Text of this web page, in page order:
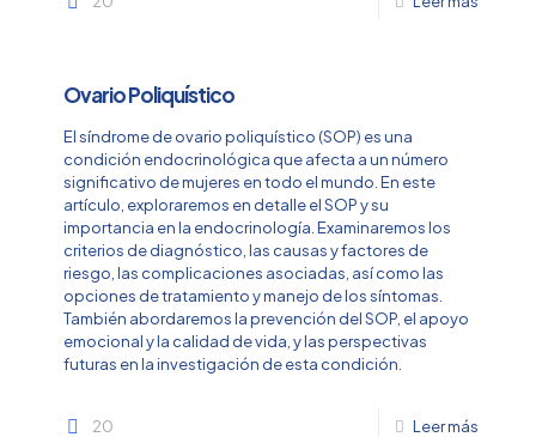
Ovario Poliquístico
El síndrome de ovario poliquístico (SOP) es una
condición endocrinológica que afecta a un número
significativo de mujeres en todo el mundo. En este
artículo, exploraremos en detalle el SOP y su
importancia en la endocrinología. Examinaremos los
criterios de diagnóstico, las causas y factores de
riesgo, las complicaciones asociadas, así como las
opciones de tratamiento y manejo de los síntomas.
También abordaremos la prevención del SOP, el apoyo
emocional y la calidad de vida, y las perspectivas
futuras en la investigación de esta condición.
20 Leer más